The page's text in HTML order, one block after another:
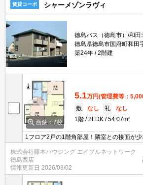
賃貸コーポ シャーメゾンラヴィ
徳島バス（徳島市）/和田
徳島県徳島市国府町和田
築24年
2階建
画像：7枚
5.1万円(管理費等：
敷
なし 礼
なし
1階
2LDK 54.07m²
1フロア2戸の1階角部屋！隣室との接面が少
境が魅力です。対面キッチンで会話を楽し
水洗浄便座やエアコン、室内洗濯機置場な
駐輪場や敷地内ゴミ置場もあり、毎日の暮
ます。
株式会社藤本ハウジング エイブルネットワーク
徳島西店
情報更新日 2026/08/02